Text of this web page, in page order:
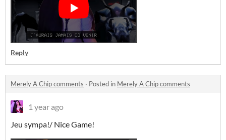
Reply
Merely A Chip comments · Posted in Merely A Chip comments
1 year ago
Jeu sympa!/ Nice Game!